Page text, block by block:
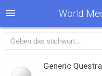
World
Generic